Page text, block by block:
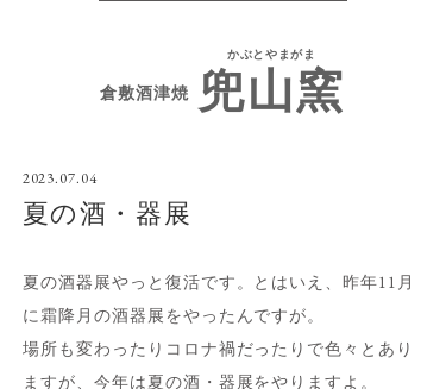
をしています。
倉敷酒津焼
かぶとやまがま
兜山窯
2023.07.04
夏の酒・器展
夏の酒器展やっと復活です。とはいえ、昨年11月
に霜降月の酒器展をやったんですが。
場所も変わったりコロナ禍だったりで色々とあり
ますが、今年は夏の酒・器展をやりますよ。